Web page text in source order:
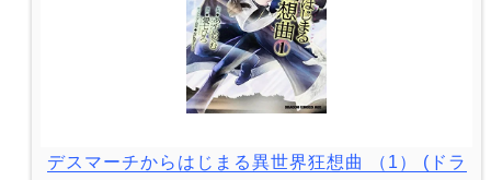
デスマーチからはじまる異世界狂想曲 （1） (ドラ